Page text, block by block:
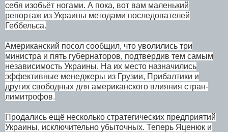
себя изобьёт ногами. А пока, вот вам маленький
репортаж из Украины методами последователей
Геббельса.
Американский посол сообщил, что уволились три
министра и пять губернаторов, подтвердив тем самым
независимость Украины. На их место назначились
эффективные менеджеры из Грузии, Прибалтики и
других свободных для американского влияния стран-
лимитрофов.
Продались ещё несколько стратегических предприятий
Украины, исключительно убыточных. Теперь Яценюк и